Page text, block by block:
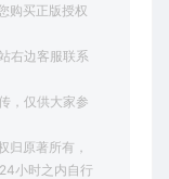
购买正版授权
右边客服联系
，仅供大家参
归原著所有，
小时之内自行